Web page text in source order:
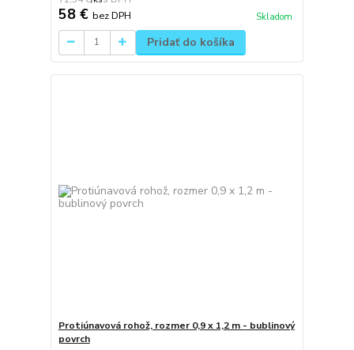
58 € bez DPH Skladom
Pridať do košíka
Protiúnavová rohož, rozmer 0,9 x 1,2 m - bublinový
povrch